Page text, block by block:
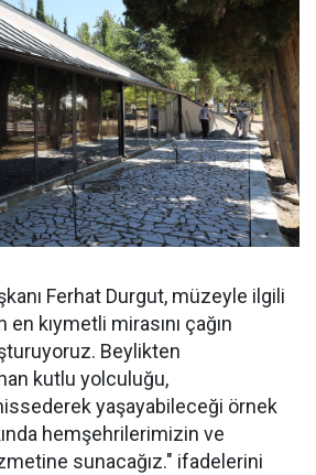
Ferhat Durgut, müzeyle ilgili
kıymetli mirasını çağın
Beylikten
kutlu yolculuğu,
yaşayabileceği örnek
hemşehrilerimizin ve
sunacağız." ifadelerini